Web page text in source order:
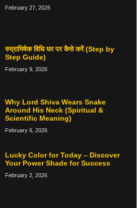
February 27, 2026
रुद्राभिषेक विधि घर पर कैसे करें (Step by
Step Guide)
February 9, 2026
Why Lord Shiva Wears Snake
Around His Neck (Spiritual &
Scientific Meaning)
February 6, 2026
Lucky Color for Today – Discover
Your Power Shade for Success
February 2, 2026